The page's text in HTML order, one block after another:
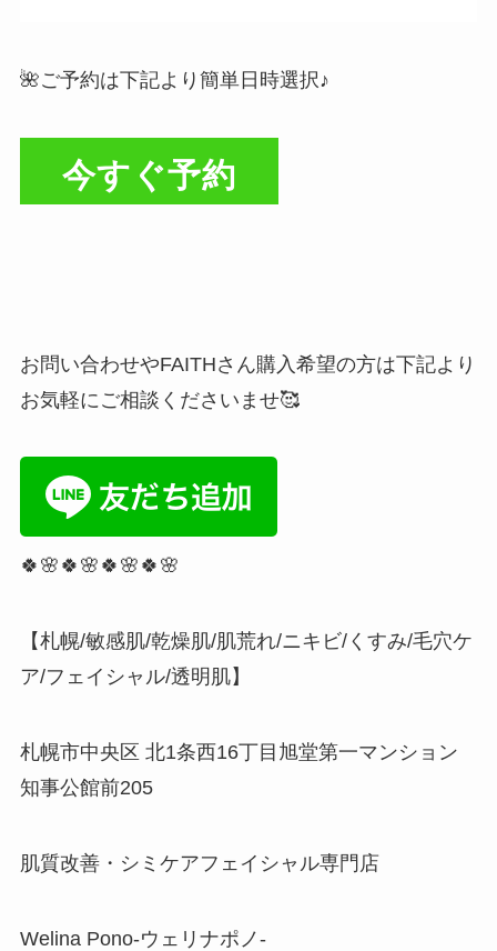
🌺ご予約は下記より簡単日時選択♪
今すぐ予約
お問い合わせやFAITHさん購入希望の方は下記より
お気軽にご相談くださいませ🥰
🍀🌸🍀🌸🍀🌸🍀🌸⁡
【札幌/敏感肌/乾燥肌/肌荒れ/ニキビ/くすみ/毛穴ケ
ア/フェイシャル/透明肌】
⁡札幌市中央区 北1条西16丁目旭堂第一マンション
知事公館前205⁡
肌質改善・シミケアフェイシャル専門店
Welina Pono-ウェリナポノ-⁡